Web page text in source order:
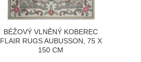
BÉŽOVÝ VLNĚNÝ KOBEREC
FLAIR RUGS AUBUSSON, 75 X
150 CM